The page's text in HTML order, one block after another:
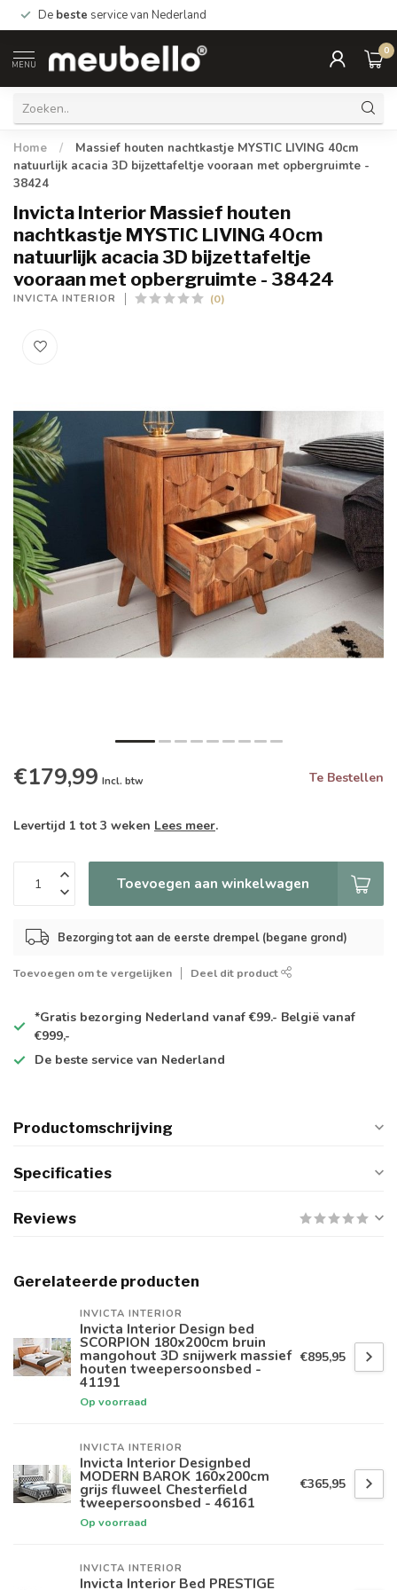
De beste service van Nederland
MENU
0
Home /
Massief houten nachtkastje MYSTIC LIVING 40cm
natuurlijk acacia 3D bijzettafeltje vooraan met opbergruimte -
38424
Invicta Interior Massief houten
nachtkastje MYSTIC LIVING 40cm
natuurlijk acacia 3D bijzettafeltje
vooraan met opbergruimte - 38424
INVICTA INTERIOR (0)
€179,99 Incl. btw Te Bestellen
Levertijd 1 tot 3 weken Lees meer.
Toevoegen aan winkelwagen
Bezorging tot aan de eerste drempel (begane grond)
Toevoegen om te vergelijken Deel dit product
*Gratis bezorging Nederland vanaf €99.- België vanaf
€999,-
De beste service van Nederland
Productomschrijving
Specificaties
Reviews
Gerelateerde producten
INVICTA INTERIOR
Invicta Interior Design bed
SCORPION 180x200cm bruin
mangohout 3D snijwerk massief
houten tweepersoonsbed -
41191
Op voorraad
€895,95
INVICTA INTERIOR
Invicta Interior Designbed
MODERN BAROK 160x200cm
grijs fluweel Chesterfield
tweepersoonsbed - 46161
Op voorraad
€365,95
INVICTA INTERIOR
Invicta Interior Bed PRESTIGE